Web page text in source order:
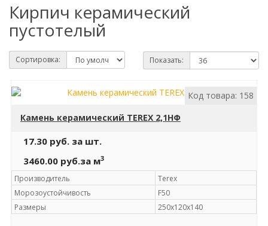
Кирпич керамический
пустотелый
Сортировка: Показать:
Код товара: 158
Камень керамический TEREX 2,1НФ
17.30 руб. за шт.
3460.00 руб.за м3
Производитель
Terex
Морозоустойчивость
F50
Размеры
250х120х140